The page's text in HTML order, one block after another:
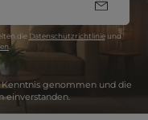
die Datenschutzrichtlinieund
genommen und die
einverstanden.